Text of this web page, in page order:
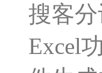
搜客
Excel